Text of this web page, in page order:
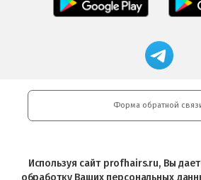
загрузить
приложение
Professional
загрузить
Play
Магазин
и
Telegram
Форма обратной
Используя сайт profhairs.ru, Вы